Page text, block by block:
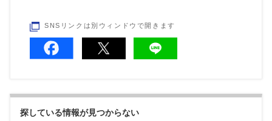
SNSリンクは別ウィンドウで開きます
探している情報が見つからない